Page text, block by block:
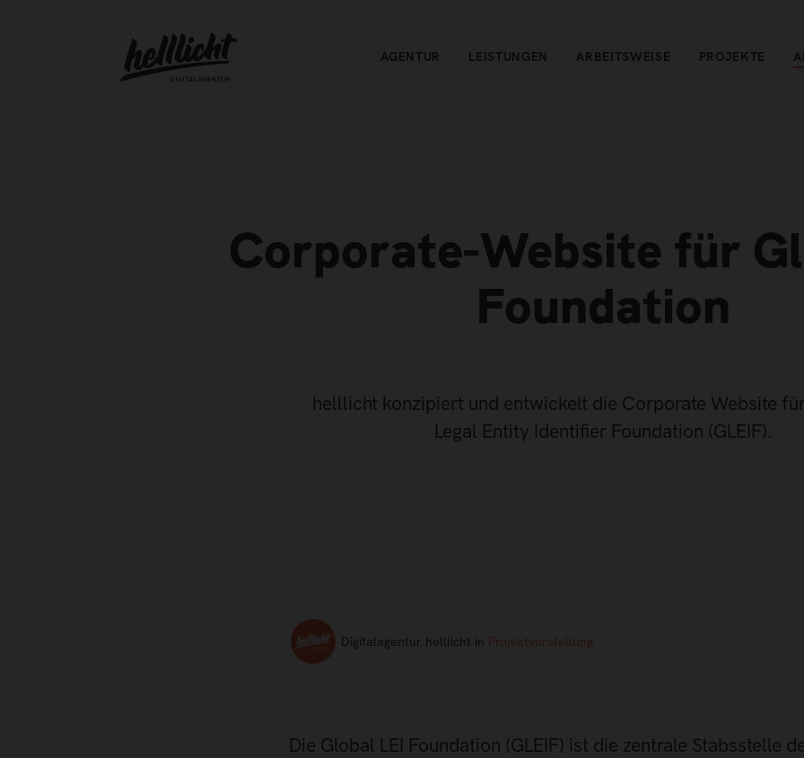
AGENTUR LEISTUNGEN ARBEITSWEISE PROJEKTE
Corporate-Website für
Foundation
helllicht konzipiert und entwickelt die Corporate Website
Legal Entity Identifier Foundation (GLEIF).
Digitalagentur helllicht in Projektvorstellung
Die Global LEI Foundation (GLEIF) ist die zentrale Stabsstelle